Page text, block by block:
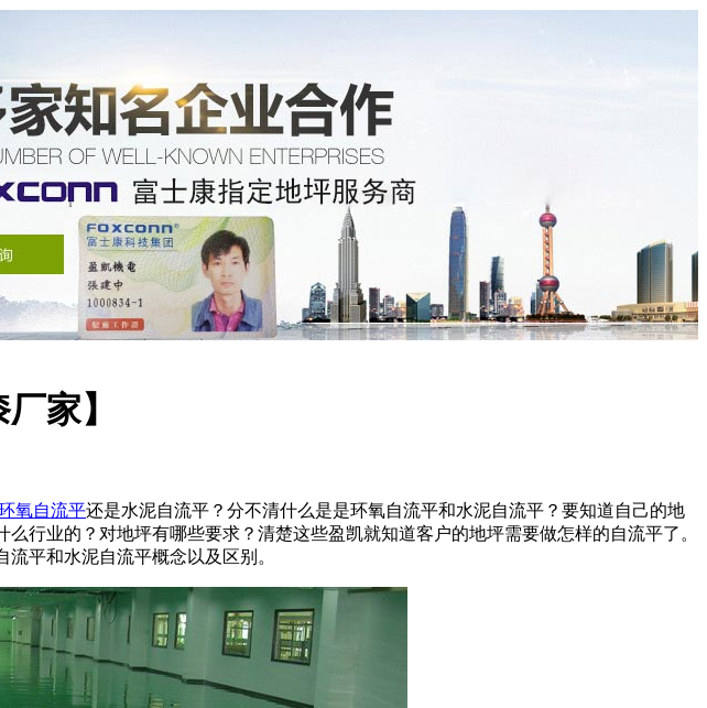
家】
氧自流平还是水泥自流平？分不清什么是是环氧自流平和水泥自流平？要知道自己的地
行业的？对地坪有哪些要求？清楚这些盈凯就知道客户的地坪需要做怎样的自流平了。
平和水泥自流平概念以及区别。